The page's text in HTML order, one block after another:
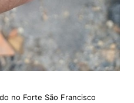
no Forte São Francisco